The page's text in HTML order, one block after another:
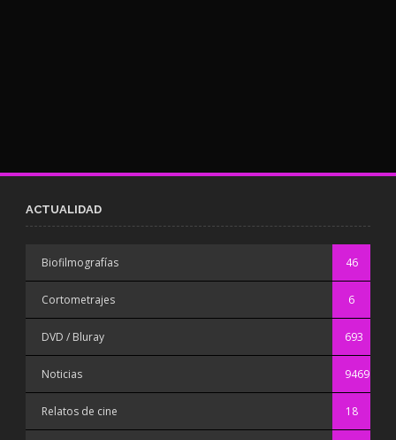
ACTUALIDAD
Biofilmografías 46
Cortometrajes 6
DVD / Bluray 693
Noticias 9469
Relatos de cine 18